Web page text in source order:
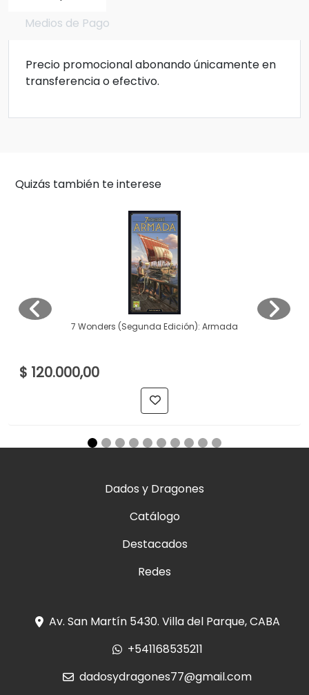
Medios de Pago
Precio promocional abonando únicamente en
transferencia o efectivo.
Quizás también te interese
7 Wonders (Segunda Edición): Armada
$ 120.000,00
Dados y Dragones
Catálogo
Destacados
Redes
Av. San Martín 5430. Villa del Parque, CABA
+541168535211
dadosydragones77@gmail.com